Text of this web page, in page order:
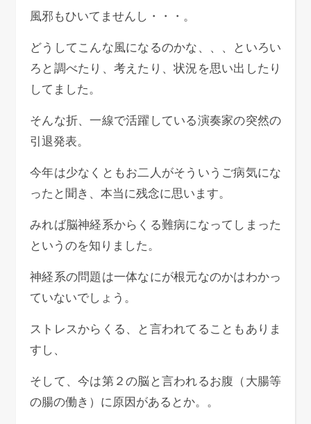
風邪もひいてませんし・・・。
どうしてこんな風になるのかな、、、といろい
ろと調べたり、考えたり、状況を思い出したり
してました。
そんな折、一線で活躍している演奏家の突然の
引退発表。
今年は少なくともお二人がそういうご病気にな
ったと聞き、本当に残念に思います。
みれば脳神経系からくる難病になってしまった
というのを知りました。
神経系の問題は一体なにが根元なのかはわかっ
ていないでしょう。
ストレスからくる、と言われてることもありま
すし、
そして、今は第２の脳と言われるお腹（大腸等
の腸の働き）に原因があるとか。。